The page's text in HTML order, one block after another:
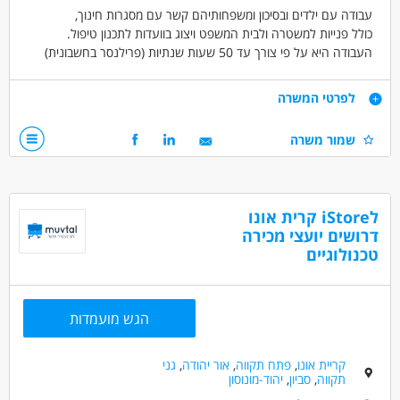
עבודה עם ילדים ובסיכון ומשפחותיהם קשר עם מסגרות חינוך,
כולל פנייות למשטרה ולבית המשפט ויצוג בוועדות לתכנון טיפול.
העבודה היא על פי צורך עד 50 שעות שנתיות (פרילנסר בחשבונית)
דרישות
מדעי החברה - עבודה סוציאלית ורווחה
מאפייני משרה
מעל שנתיים ניסיון
לפרטי המשרה
שמור משרה
לiStore קרית אונו
דרושים יועצי מכירה
טכנולוגיים
הגש מועמדות
קריית אונו,פתח תקווה,אור יהודה, גני
תקווה,סביון,יהוד-מונוסון